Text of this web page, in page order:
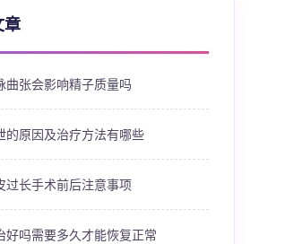
章
曲张会影响精子质量吗
的原因及治疗方法有哪些
过长手术前后注意事项
好吗需要多久才能恢复正常